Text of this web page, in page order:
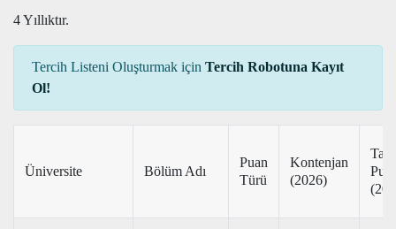
4 Yıllıktır.
Tercih Listeni Oluşturmak için Tercih Robotuna Kayıt
Ol!
Üniversite Bölüm Adı
Puan
Türü
Kontenjan
(2026)